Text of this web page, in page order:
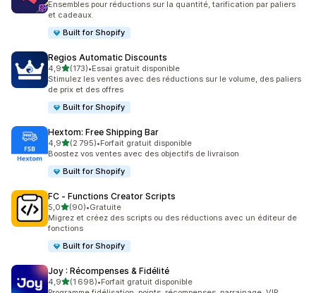
Ensembles pour réductions sur la quantité, tarification par paliers
et cadeaux.
Built for Shopify
Regios Automatic Discounts
4,9étoile(s) sur 5
(173)
173 avis au total
•Essai gratuit disponible
Stimulez les ventes avec des réductions sur le volume, des paliers
de prix et des offres
Built for Shopify
Hextom: Free Shipping Bar
4,9étoile(s) sur 5
(2 795)
2795 avis au total
•Forfait gratuit disponible
Boostez vos ventes avec des objectifs de livraison
Built for Shopify
FC ‑ Functions Creator Scripts
5,0étoile(s) sur 5
(90)
90 avis au total
•Gratuite
Migrez et créez des scripts ou des réductions avec un éditeur de
fonctions
Built for Shopify
Joy : Récompenses & Fidélité
4,9étoile(s) sur 5
(1 698)
1698 avis au total
•Forfait gratuit disponible